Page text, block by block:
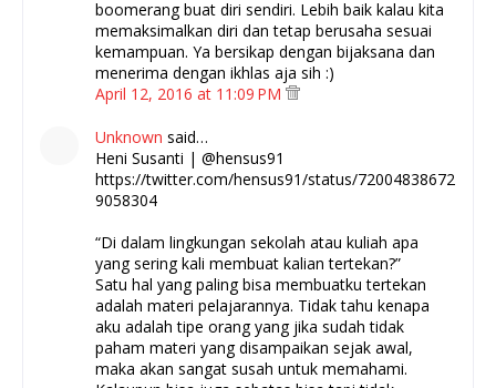
boomerang buat diri sendiri. Lebih baik kalau kita
memaksimalkan diri dan tetap berusaha sesuai
kemampuan. Ya bersikap dengan bijaksana dan
menerima dengan ikhlas aja sih :)
April 12, 2016 at 11:09 PM
Unknown said…
Heni Susanti | @hensus91
https://twitter.com/hensus91/status/72004838672
9058304
“Di dalam lingkungan sekolah atau kuliah apa
yang sering kali membuat kalian tertekan?”
Satu hal yang paling bisa membuatku tertekan
adalah materi pelajarannya. Tidak tahu kenapa
aku adalah tipe orang yang jika sudah tidak
paham materi yang disampaikan sejak awal,
maka akan sangat susah untuk memahami.